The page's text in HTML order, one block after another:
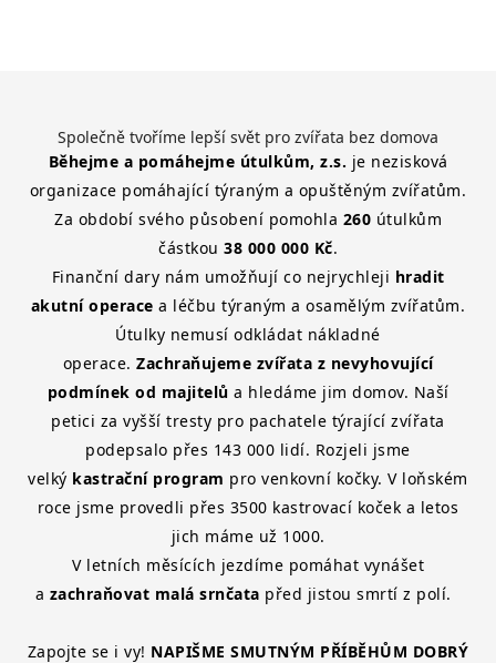
Společně tvoříme lepší svět pro zvířata bez domova
Běhejme a pomáhejme útulkům, z.s. je nezisková
organizace pomáhající týraným a opuštěným zvířatům.
Za období svého působení pomohla 260 útulkům
částkou 38 000 000 Kč.
Finanční dary nám umožňují co nejrychleji hradit
akutní operace a léčbu týraným a osamělým zvířatům.
Útulky nemusí odkládat nákladné
operace. Zachraňujeme zvířata z nevyhovující
podmínek od majitelů a hledáme jim domov. Naší
petici za vyšší tresty pro pachatele týrající zvířata
podepsalo přes 143 000 lidí. Rozjeli jsme
velký kastrační program pro venkovní kočky. V loňském
roce jsme provedli přes 3500 kastrovací koček a letos
jich máme už 1000.
V letních měsících jezdíme pomáhat vynášet
a zachraňovat malá srnčata před jistou smrtí z polí.
Zapojte se i vy! NAPIŠME SMUTNÝM PŘÍBĚHŮM DOBRÝ